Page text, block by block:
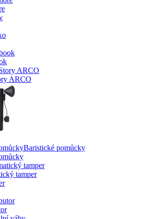
ARCO
Baristické pomůcky
tamper